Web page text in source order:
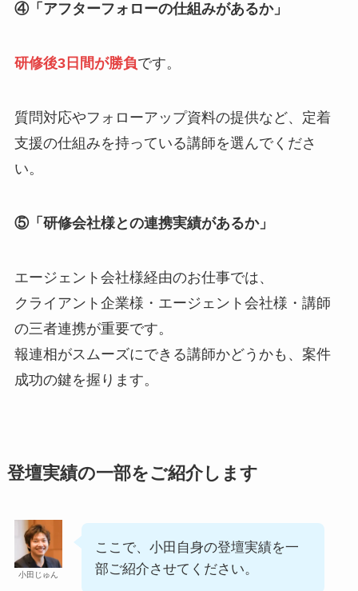
④「アフターフォローの仕組みがあるか」
研修後3日間が勝負です。
質問対応やフォローアップ資料の提供など、定着
支援の仕組みを持っている講師を選んでくださ
い。
⑤「研修会社様との連携実績があるか」
エージェント会社様経由のお仕事では、
クライアント企業様・エージェント会社様・講師
の三者連携が重要です。
報連相がスムーズにできる講師かどうかも、案件
成功の鍵を握ります。
登壇実績の一部をご紹介します
小田じゅん
ここで、小田自身の登壇実績を一
部ご紹介させてください。